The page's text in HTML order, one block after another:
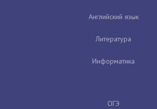
Английский язык
Литература
Информатика
ОГЭ